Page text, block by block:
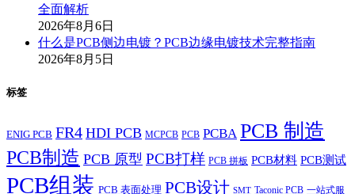
全面解析
2026年8月6日
什么是PCB侧边电镀？PCB边缘电镀技术完整指南
2026年8月5日
标签
ENIG PCB FR4 HDI PCB MCPCB PCB PCBA PCB 制造
PCB制造 PCB 原型 PCB打样 PCB 拼板 PCB材料 PCB测试
PCB组装 PCB 表面处理 PCB设计 SMT Taconic PCB 一站式服